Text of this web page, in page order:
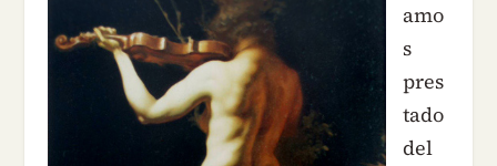
amo
s
pres
tado
del